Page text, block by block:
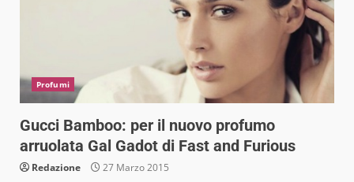
Profumi
Gucci Bamboo: per il nuovo profumo
arruolata Gal Gadot di Fast and Furious
Redazione 27 Marzo 2015